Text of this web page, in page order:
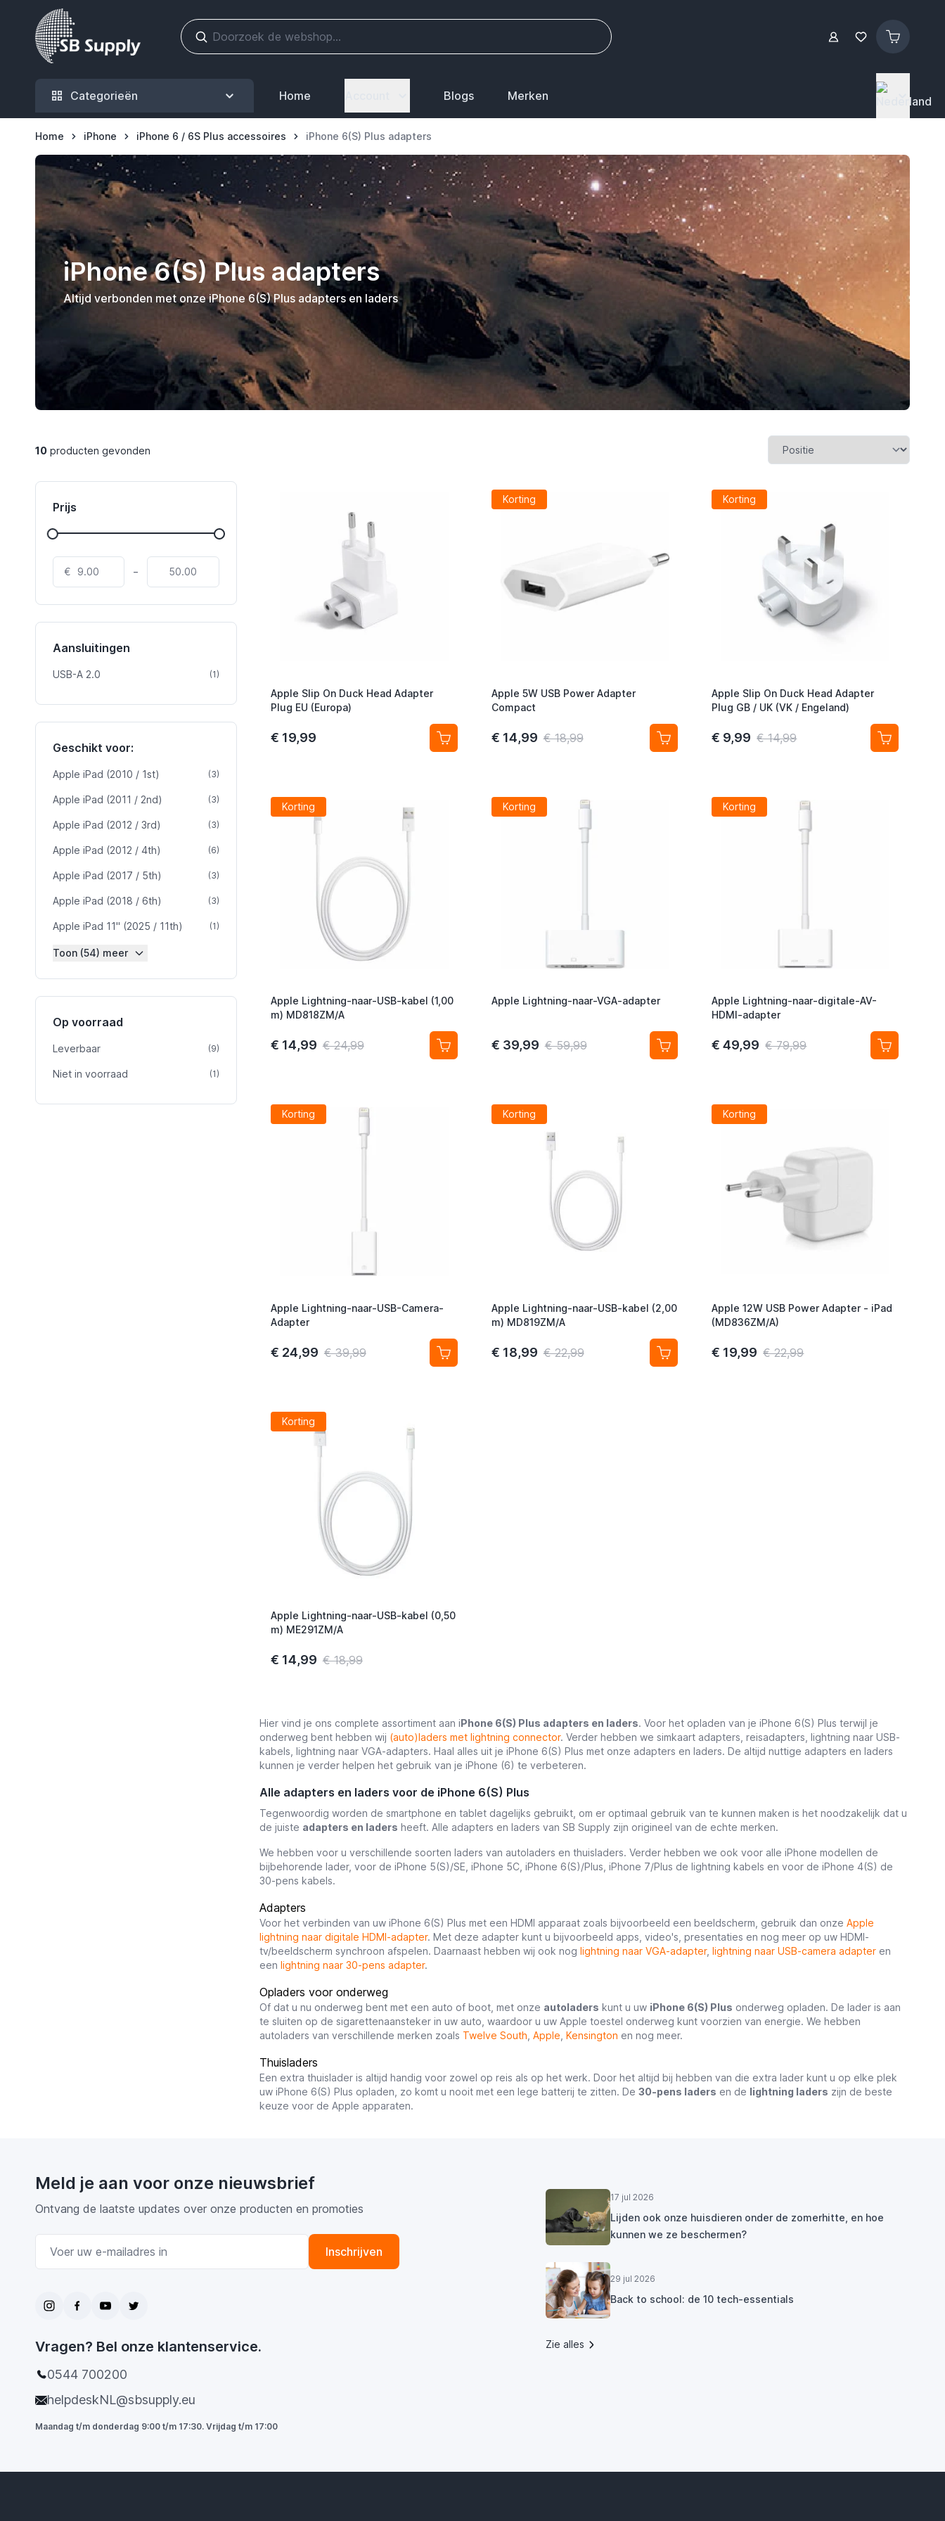
Ga naar de inhoud
Categorieën Home Blogs Merken
Home iPhone iPhone 6 / 6S Plus accessoires iPhone 6(S) Plus adapters
iPhone 6(S) Plus adapters
Altijd verbonden met onze iPhone 6(S) Plus adapters en laders
10producten gevonden
Prijs
€ -
Aansluitingen
USB-A 2.0 (1)product
Geschikt voor:
Apple iPad (2010 / 1st) (3)product
Apple iPad (2011 / 2nd) (3)product
Apple iPad (2012 / 3rd) (3)product
Apple iPad (2012 / 4th) (6)product
Apple iPad (2017 / 5th) (3)product
Apple iPad (2018 / 6th) (3)product
Apple iPad 11" (2025 / 11th) (1)product
Toon (54) meer
Op voorraad
Leverbaar (9)product
Niet in voorraad (1)product
Apple Slip On Duck Head Adapter
Plug EU (Europa)
€ 19,99
Korting
Apple 5W USB Power Adapter
Compact
€ 14,99 € 18,99
Korting
Apple Slip On Duck Head Adapter
Plug GB / UK (VK / Engeland)
€ 9,99 € 14,99
Korting
Apple Lightning-naar-USB-kabel (1,00
m) MD818ZM/A
€ 14,99 € 24,99
Korting
Apple Lightning-naar-VGA-adapter
€ 39,99 € 59,99
Korting
Apple Lightning-naar-digitale-AV-
HDMI-adapter
€ 49,99 € 79,99
Korting
Apple Lightning-naar-USB-Camera-
Adapter
€ 24,99 € 39,99
Korting
Apple Lightning-naar-USB-kabel (2,00
m) MD819ZM/A
€ 18,99 € 22,99
Korting
Apple 12W USB Power Adapter - iPad
(MD836ZM/A)
€ 19,99 € 22,99
Korting
Apple Lightning-naar-USB-kabel (0,50
m) ME291ZM/A
€ 14,99 € 18,99
Hier vind je ons complete assortiment aan i Phone 6(S) Plus adapters en laders. Voor het opladen van je iPhone 6(S) Plus terwijl je
onderweg bent hebben wij (auto)laders met lightning connector. Verder hebben we simkaart adapters, reisadapters, lightning naar USB-
kabels, lightning naar VGA-adapters. Haal alles uit je iPhone 6(S) Plus met onze adapters en laders. De altijd nuttige adapters en laders
kunnen je verder helpen het gebruik van je iPhone (6) te verbeteren.
Alle adapters en laders voor de iPhone 6(S) Plus
Tegenwoordig worden de smartphone en tablet dagelijks gebruikt, om er optimaal gebruik van te kunnen maken is het noodzakelijk dat u
de juiste adapters en laders heeft. Alle adapters en laders van SB Supply zijn origineel van de echte merken.
We hebben voor u verschillende soorten laders van autoladers en thuisladers. Verder hebben we ook voor alle iPhone modellen de
bijbehorende lader, voor de iPhone 5(S)/SE, iPhone 5C, iPhone 6(S)/Plus, iPhone 7/Plus de lightning kabels en voor de iPhone 4(S) de
30-pens kabels.
Adapters
Voor het verbinden van uw iPhone 6(S) Plus met een HDMI apparaat zoals bijvoorbeeld een beeldscherm, gebruik dan onze Apple
lightning naar digitale HDMI-adapter. Met deze adapter kunt u bijvoorbeeld apps, video's, presentaties en nog meer op uw HDMI-
tv/beeldscherm synchroon afspelen. Daarnaast hebben wij ook nog lightning naar VGA-adapter, lightning naar USB-camera adapteren
een lightning naar 30-pens adapter.
Opladers voor onderweg
Of dat u nu onderweg bent met een auto of boot, met onze autoladers kunt u uw iPhone 6(S) Plus onderweg opladen. De lader is aan
te sluiten op de sigarettenaansteker in uw auto, waardoor u uw Apple toestel onderweg kunt voorzien van energie. We hebben
autoladers van verschillende merken zoals Twelve South, Apple, Kensington en nog meer.
Thuisladers
Een extra thuislader is altijd handig voor zowel op reis als op het werk. Door het altijd bij hebben van die extra lader kunt u op elke plek
uw iPhone 6(S) Plus opladen, zo komt u nooit met een lege batterij te zitten. De 30-pens laders en de lightning laders zijn de beste
keuze voor de Apple apparaten.
Meld je aan voor onze nieuwsbrief
Ontvang de laatste updates over onze producten en promoties
Inschrijven
Vragen? Bel onze klantenservice.
0544 700200
helpdeskNL@sbsupply.eu
Maandag t/m donderdag 9:00 t/m 17:30. Vrijdag t/m 17:00
17 jul 2026
Lijden ook onze huisdieren onder de zomerhitte, en hoe
kunnen we ze beschermen?
29 jul 2026
Back to school: de 10 tech-essentials
Zie alles